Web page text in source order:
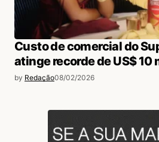
Custo de comercial do
atinge recorde de US$ 10
by Redação08/02/2026